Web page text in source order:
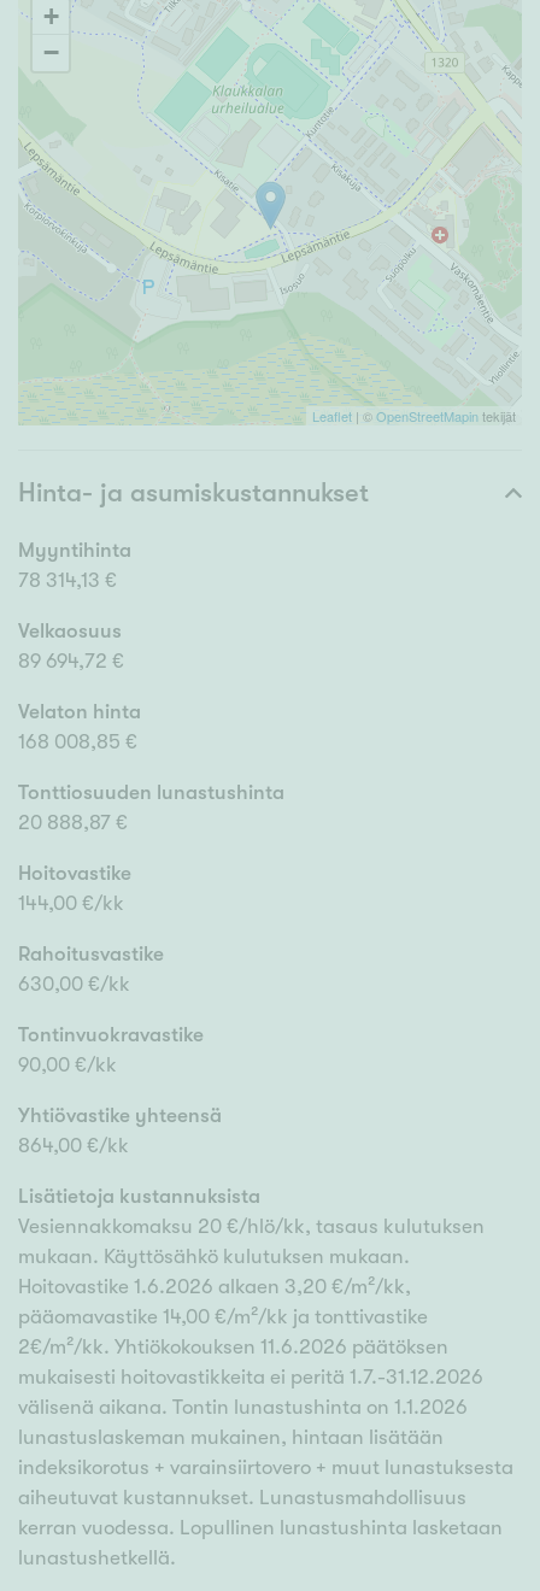
+
−
Leaflet | ©OpenStreetMapintekijät
Hinta- ja asumiskustannukset
Myyntihinta
78 314,13 €
Velkaosuus
89 694,72 €
Velaton hinta
168 008,85 €
Tonttiosuuden lunastushinta
20 888,87 €
Hoitovastike
144,00 €/kk
Rahoitusvastike
630,00 €/kk
Tontinvuokravastike
90,00 €/kk
Yhtiövastike yhteensä
864,00 €/kk
Lisätietoja kustannuksista
Vesiennakkomaksu 20 €/hlö/kk, tasaus kulutuksen
mukaan. Käyttösähkö kulutuksen mukaan.
Hoitovastike 1.6.2026 alkaen 3,20 €/m²/kk,
pääomavastike 14,00 €/m²/kk ja tonttivastike
2€/m²/kk. Yhtiökokouksen 11.6.2026 päätöksen
mukaisesti hoitovastikkeita ei peritä 1.7.-31.12.2026
välisenä aikana. Tontin lunastushinta on 1.1.2026
lunastuslaskeman mukainen, hintaan lisätään
indeksikorotus + varainsiirtovero + muut lunastuksesta
aiheutuvat kustannukset. Lunastusmahdollisuus
kerran vuodessa. Lopullinen lunastushinta lasketaan
lunastushetkellä.